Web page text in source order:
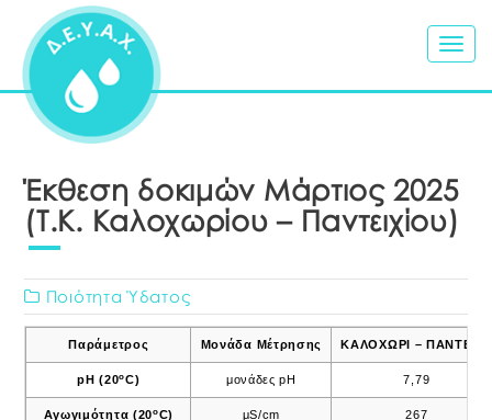
Έκθεση δοκιμών Μάρτιος 2025
(Τ.Κ. Καλοχωρίου – Παντειχίου)
Ποιότητα Ύδατος
Παράμετρος Μονάδα Μέτρησης ΚΑΛΟΧΩΡΙ – ΠΑΝΤΕΙΧΙ
pH (20oC) μονάδες pH 7,79
Αγωγιμότητα (20οC) μS/cm 267